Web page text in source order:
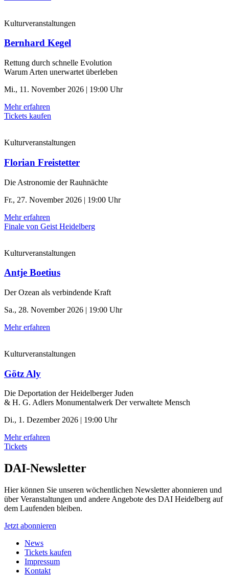
Kulturveranstaltungen
Bernhard Kegel
Rettung durch schnelle ­Evolution
Warum Arten unerwartet überleben
Mi., 11. November 2026 | 19:00 Uhr
Mehr erfahren
Tickets kaufen
Kulturveranstaltungen
Florian Freistetter
Die Astronomie der ­Rauhnächte
Fr., 27. November 2026 | 19:00 Uhr
Mehr erfahren
Finale von Geist Heidelberg
Kulturveranstaltungen
Antje Boetius
Der Ozean als verbindende Kraft
Sa., 28. November 2026 | 19:00 Uhr
Mehr erfahren
Kulturveranstaltungen
Götz Aly
Die Deportation der ­Heidelberger Juden
& H. G. Adlers Monumentalwerk Der verwaltete Mensch
Di., 1. Dezember 2026 | 19:00 Uhr
Mehr erfahren
Tickets
DAI-Newsletter
Hier können Sie unseren wöchentlichen Newsletter abonnieren und
über Veranstaltungen und andere Angebote des DAI Heidelberg auf
dem Laufenden bleiben.
Jetzt abonnieren
News
Tickets kaufen
Impressum
Kontakt